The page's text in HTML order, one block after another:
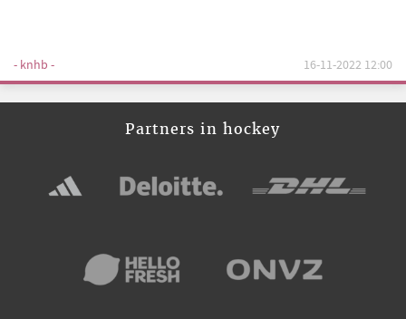
- knhb - 16-11-2022 12:00
Partners in hockey